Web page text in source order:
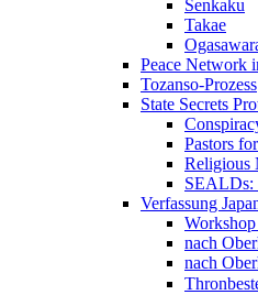
Senkaku
Takae
Peace Network
Tozanso-Prozess
State Secrets
Pastors
Religious
SEALDs:
Verfassung
nach
nach